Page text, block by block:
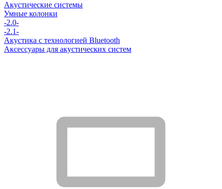
Акустические системы
Умные колонки
-2.0-
-2.1-
Акустика с технологией Bluetooth
Аксессуары для акустических систем